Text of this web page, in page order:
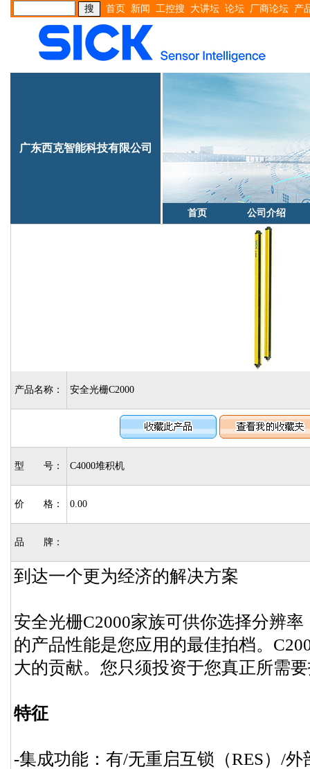
首页 新闻 工控搜 大讲坛 论坛 厂商论坛 产
广东西克智能科技有限公司
首页 公司介绍
产品名称： 安全光栅C2000
型 号： C4000堆积机
价 格： 0.00
品 牌：
到达一个更为经济的解决方案
安全光栅C2000家族可供你选择分辨
的产品性能是您应用的最佳拍档。
大的贡献。您只须投资于您真正所需
特征
-集成功能：有/无重启互锁（RES）/